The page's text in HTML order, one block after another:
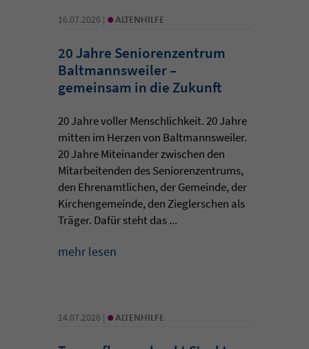
16.07.2026 | • ALTENHILFE
20 Jahre Seniorenzentrum
Baltmannsweiler –
gemeinsam in die Zukunft
20 Jahre voller Menschlichkeit. 20 Jahre
mitten im Herzen von Baltmannsweiler.
20 Jahre Miteinander zwischen den
Mitarbeitenden des Seniorenzentrums,
den Ehrenamtlichen, der Gemeinde, der
Kirchengemeinde, den Zieglerschen als
Träger. Dafür steht das ...
mehr lesen
14.07.2026 | • ALTENHILFE